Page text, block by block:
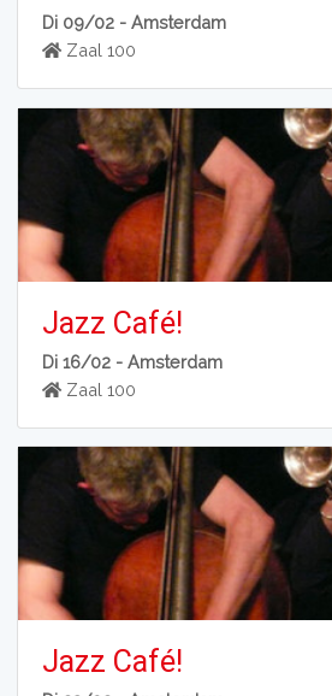
Di 09/02 -Amsterdam
Zaal 100
Jazz Café!
Di 16/02 -Amsterdam
Zaal 100
Jazz Café!